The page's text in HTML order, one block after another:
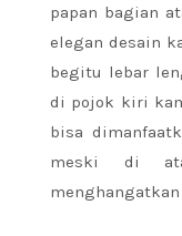
papan bagian
elegan desain
begitu lebar
di pojok kiri
bisa
meski di